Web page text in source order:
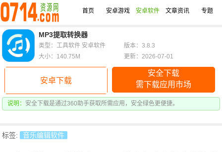
首页 安卓游戏 安卓软件 文章资讯 专题
MP3提取转换器
安卓下载
安全下载
需下载应用市场
说明： 安全下载是通过360助手获取所需应用，安全绿色更便捷。
类型：工具软件 安卓软件
版本：3.8.3
大小：140.75M
更新：2026-07-01
标签: 音乐编辑软件